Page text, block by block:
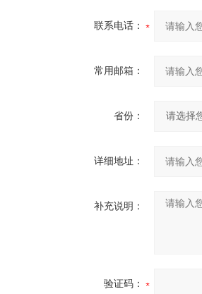
联系电话：
常用邮箱：
省份：
详细地址：
补充说明：
验证码：